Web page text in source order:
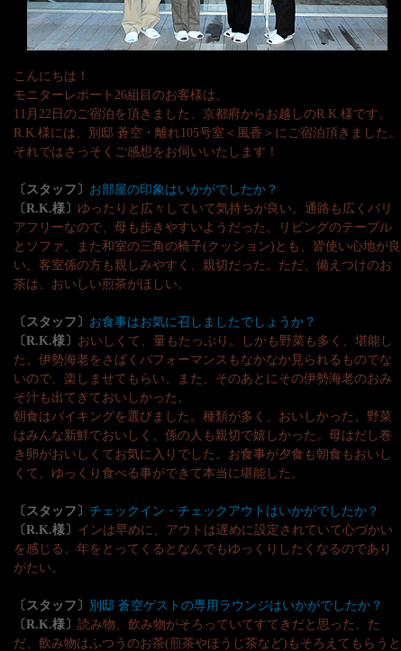
こんにちは！
モニターレポート26組目のお客様は、
11月22日のご宿泊を頂きました、京都府からお越しのR.K.様です。
R.K.様には、別邸 蒼空・離れ105号室＜風香＞にご宿泊頂きました。
それではさっそくご感想をお伺いいたします！
〔スタッフ〕 お部屋の印象はいかがでしたか？
〔R.K.様〕 ゆったりと広々していて気持ちが良い。通路も広くバリ
アフリーなので、母も歩きやすいようだった。リビングのテーブル
とソファ、また和室の三角の椅子(クッション)とも、皆使い心地が良
い。客室係の方も親しみやすく、親切だった。ただ、備えつけのお
茶は、おいしい煎茶がほしい。
〔スタッフ〕 お食事はお気に召しましたでしょうか？
〔R.K.様〕 おいしくて、量もたっぷり。しかも野菜も多く、堪能し
た。伊勢海老をさばくパフォーマンスもなかなか見られるものでな
いので、楽しませてもらい、また、そのあとにその伊勢海老のおみ
そ汁も出てきておいしかった。
朝食はバイキングを選びました。種類が多く、おいしかった。野菜
はみんな新鮮でおいしく、係の人も親切で嬉しかった。母はだし巻
き卵がおいしくてお気に入りでした。お食事が夕食も朝食もおいし
くて、ゆっくり食べる事ができて本当に堪能した。
〔スタッフ〕 チェックイン・チェックアウトはいかがでしたか？
〔R.K.様〕 インは早めに、アウトは遅めに設定されていて心づかい
を感じる。年をとってくるとなんでもゆっくりしたくなるのであり
がたい。
〔スタッフ〕 別邸 蒼空ゲストの専用ラウンジはいかがでしたか？
〔R.K.様〕 読み物、飲み物がそろっていてすてきだと思った。た
だ、飲み物はふつうのお茶(煎茶やほうじ茶など)もそろえてもらうと